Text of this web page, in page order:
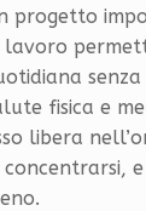
progetto
lavoro
fisica e
libera
concentrarsi,